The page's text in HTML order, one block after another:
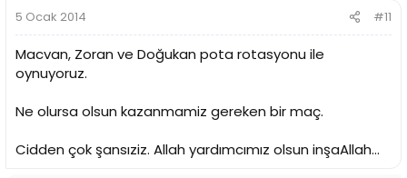
5 Ocak 2014 #11
Macvan, Zoran ve Doğukan pota rotasyonu ile
oynuyoruz.
Ne olursa olsun kazanmamiz gereken bir maç.
Cidden çok şansıziz. Allah yardımcımız olsun inşaAllah...